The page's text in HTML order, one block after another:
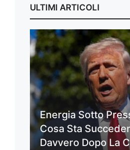
ULTIMI ARTICOLI
Energia Sotto
Cosa Sta
Davvero Dopo La